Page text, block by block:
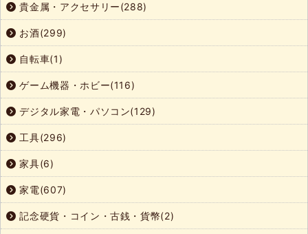
貴金属・アクセサリー(288)
お酒(299)
自転車(1)
ゲーム機器・ホビー(116)
デジタル家電・パソコン(129)
工具(296)
家具(6)
家電(607)
記念硬貨・コイン・古銭・貨幣(2)